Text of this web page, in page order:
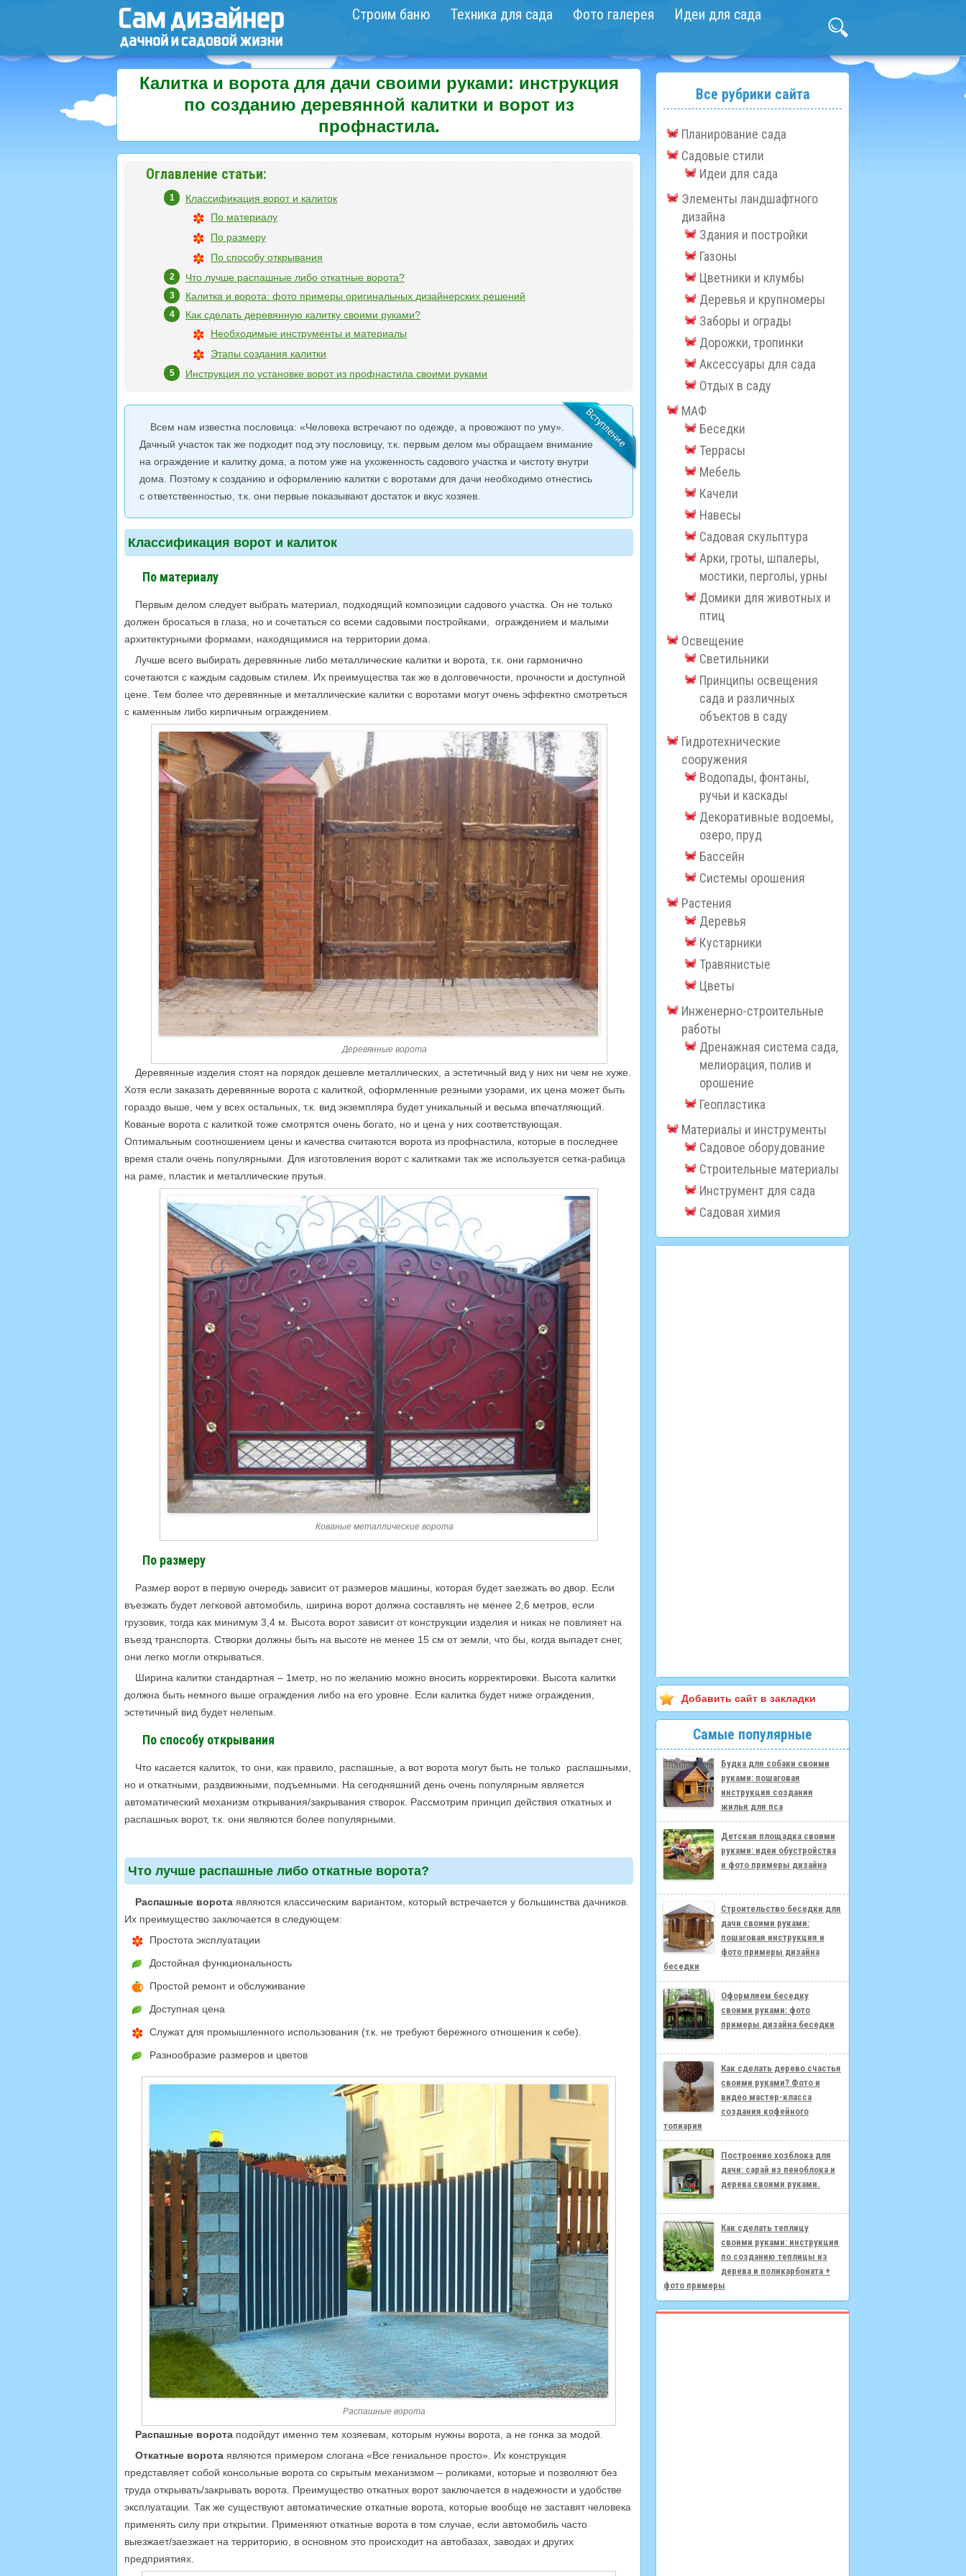
Идеи для сада
Фото галерея
Техника для сада
Строим баню
Калитка и ворота для дачи своими руками: инструкция
по созданию деревянной калитки и ворот из
профнастила.
Оглавление статьи:
Классификация ворот и калиток
По материалу
По размеру
По способу открывания
Что лучше распашные либо откатные ворота?
Калитка и ворота: фото примеры оригинальных дизайнерских решений
Как сделать деревянную калитку своими руками?
Необходимые инструменты и материалы
Этапы создания калитки
Инструкция по установке ворот из профнастила своими руками
Всем нам известна пословица: «Человека встречают по одежде, а провожают по уму».
Дачный участок так же подходит под эту пословицу, т.к. первым делом мы обращаем внимание
на ограждение и калитку дома, а потом уже на ухоженность садового участка и чистоту внутри
дома. Поэтому к созданию и оформлению калитки с воротами для дачи необходимо отнестись
с ответственностью, т.к. они первые показывают достаток и вкус хозяев.
Классификация ворот и калиток
По материалу
Первым делом следует выбрать материал, подходящий композиции садового участка. Он не только
должен бросаться в глаза, но и сочетаться со всеми садовыми постройками, ограждением и малыми
архитектурными формами, находящимися на территории дома.
Лучше всего выбирать деревянные либо металлические калитки и ворота, т.к. они гармонично
сочетаются с каждым садовым стилем. Их преимущества так же в долговечности, прочности и доступной
цене. Тем более что деревянные и металлические калитки с воротами могут очень эффектно смотреться
с каменным либо кирпичным ограждением.
Деревянные ворота
Деревянные изделия стоят на порядок дешевле металлических, а эстетичный вид у них ни чем не хуже.
Хотя если заказать деревянные ворота с калиткой, оформленные резными узорами, их цена может быть
гораздо выше, чем у всех остальных, т.к. вид экземпляра будет уникальный и весьма впечатляющий.
Кованые ворота с калиткой тоже смотрятся очень богато, но и цена у них соответствующая.
Оптимальным соотношением цены и качества считаются ворота из профнастила, которые в последнее
время стали очень популярными. Для изготовления ворот с калитками так же используется сетка-рабица
на раме, пластик и металлические прутья.
Кованые металлические ворота
По размеру
Размер ворот в первую очередь зависит от размеров машины, которая будет заезжать во двор. Если
въезжать будет легковой автомобиль, ширина ворот должна составлять не менее 2,6 метров, если
грузовик, тогда как минимум 3,4 м. Высота ворот зависит от конструкции изделия и никак не повлияет на
въезд транспорта. Створки должны быть на высоте не менее 15 см от земли, что бы, когда выпадет снег,
они легко могли открываться.
Ширина калитки стандартная – 1метр, но по желанию можно вносить корректировки. Высота калитки
должна быть немного выше ограждения либо на его уровне. Если калитка будет ниже ограждения,
эстетичный вид будет нелепым.
По способу открывания
Что касается калиток, то они, как правило, распашные, а вот ворота могут быть не только распашными,
но и откатными, раздвижными, подъемными. На сегодняшний день очень популярным является
автоматический механизм открывания/закрывания створок. Рассмотрим принцип действия откатных и
распашных ворот, т.к. они являются более популярными.
Что лучше распашные либо откатные ворота?
Распашные ворота являются классическим вариантом, который встречается у большинства дачников.
Их преимущество заключается в следующем:
Простота эксплуатации
Достойная функциональность
Простой ремонт и обслуживание
Доступная цена
Служат для промышленного использования (т.к. не требуют бережного отношения к себе).
Разнообразие размеров и цветов
Распашные ворота
Распашные ворота подойдут именно тем хозяевам, которым нужны ворота, а не гонка за модой.
Откатные ворота являются примером слогана «Все гениальное просто». Их конструкция
представляет собой консольные ворота со скрытым механизмом – роликами, которые и позволяют без
труда открывать/закрывать ворота. Преимущество откатных ворот заключается в надежности и удобстве
эксплуатации. Так же существуют автоматические откатные ворота, которые вообще не заставят человека
применять силу при открытии. Применяют откатные ворота в том случае, если автомобиль часто
выезжает/заезжает на территорию, в основном это происходит на автобазах, заводах и других
предприятиях.
Все рубрики сайта
Планирование сада
Садовые стили
Идеи для сада
Элементы ландшафтного
дизайна
Здания и постройки
Газоны
Цветники и клумбы
Деревья и крупномеры
Заборы и ограды
Дорожки, тропинки
Аксессуары для сада
Отдых в саду
МАФ
Беседки
Террасы
Мебель
Качели
Навесы
Садовая скульптура
Арки, гроты, шпалеры,
мостики, перголы, урны
Домики для животных и
птиц
Освещение
Светильники
Принципы освещения
сада и различных
объектов в саду
Гидротехнические
сооружения
Водопады, фонтаны,
ручьи и каскады
Декоративные водоемы,
озеро, пруд
Бассейн
Системы орошения
Растения
Деревья
Кустарники
Травянистые
Цветы
Инженерно-строительные
работы
Дренажная система сада,
мелиорация, полив и
орошение
Геопластика
Материалы и инструменты
Садовое оборудование
Строительные материалы
Инструмент для сада
Садовая химия
Добавить сайт в закладки
Самые популярные
Будка для собаки своими
руками: пошаговая
инструкция создания
жилья для пса
Детская площадка своими
руками: идеи обустройства
и фото примеры дизайна
Строительство беседки для
дачи своими руками:
пошаговая инструкция и
фото примеры дизайна
беседки
Оформляем беседку
своими руками: фото
примеры дизайна беседки
Как сделать дерево счастья
своими руками? Фото и
видео мастер-класса
создания кофейного
топиария
Построение хозблока для
дачи: сарай из пеноблока и
дерева своими руками.
Как сделать теплицу
своими руками: инструкция
по созданию теплицы из
дерева и поликарбоната +
фото примеры